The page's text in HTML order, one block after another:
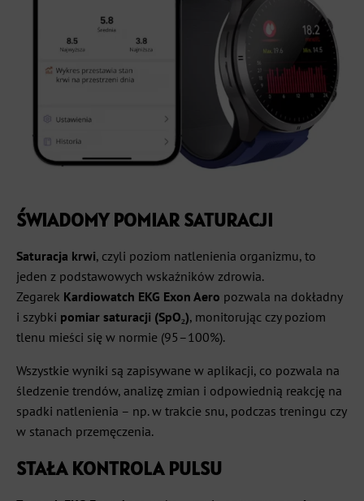
ŚWIADOMY POMIAR SATURACJI
Saturacja krwi, czyli poziom natlenienia organizmu, to
jeden z podstawowych wskaźników zdrowia.
Zegarek Kardiowatch EKG Exon Aero pozwala na dokładny
i szybki pomiar saturacji (SpO₂), monitorując czy poziom
tlenu mieści się w normie (95–100%).
Wszystkie wyniki są zapisywane w aplikacji, co pozwala na
śledzenie trendów, analizę zmian i odpowiednią reakcję na
spadki natlenienia – np. w trakcie snu, podczas treningu czy
w stanach przemęczenia.
STAŁA KONTROLA PULSU